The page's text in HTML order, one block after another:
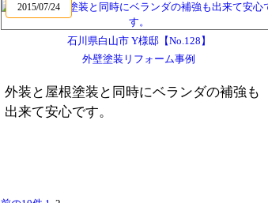
2015/07/24
石川県白山市 Y様邸【No.128】
外壁塗装リフォーム事例
外装と屋根塗装と同時にベランダの補強も
出来て安心です。